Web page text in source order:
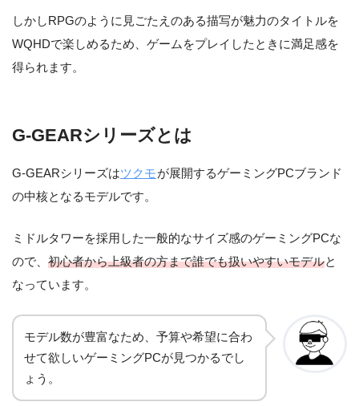
しかしRPGのように見ごたえのある描写が魅力のタイトルを
WQHDで楽しめるため、ゲームをプレイしたときに満足感を
得られます。
G-GEARシリーズとは
G-GEARシリーズはツクモが展開するゲーミングPCブランド
の中核となるモデルです。
ミドルタワーを採用した一般的なサイズ感のゲーミングPCな
ので、 初心者から上級者の方まで誰でも扱いやすいモデルと
なっています。
モデル数が豊富なため、予算や希望に合わ
せて欲しいゲーミングPCが見つかるでし
ょう。